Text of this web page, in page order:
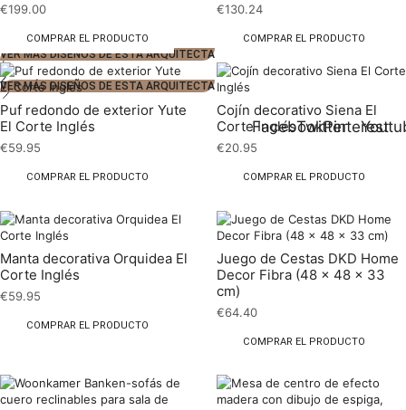
€199.00
COMPRAR EL PRODUCTO
€130.24
COMPRAR EL PRODUCTO
1
2
FacebookTwitterPinterest
VER MÁS DISEÑOS DE ESTA ARQUITECTA
VER MÁS DISEÑOS DE ESTA ARQUITECTA
Puf redondo de exterior Yute
El Corte Inglés
€59.95
COMPRAR EL PRODUCTO
Cojín decorativo Siena El
Corte Inglés
€20.95
COMPRAR EL PRODUCTO
Manta decorativa Orquidea El
Corte Inglés
€59.95
COMPRAR EL PRODUCTO
Juego de Cestas DKD Home
Decor Fibra (48 x 48 x 33
cm)
€64.40
COMPRAR EL PRODUCTO